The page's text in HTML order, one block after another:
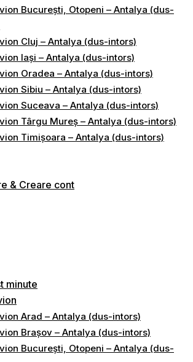
București, Otopeni – Antalya (dus-
Cluj – Antalya (dus-intors)
Iași – Antalya (dus-intors)
Oradea – Antalya (dus-intors)
Sibiu – Antalya (dus-intors)
Suceava – Antalya (dus-intors)
Târgu Mureș – Antalya (dus-intors)
Timișoara – Antalya (dus-intors)
& Creare cont
minute
Arad – Antalya (dus-intors)
Brașov – Antalya (dus-intors)
București, Otopeni – Antalya (dus-